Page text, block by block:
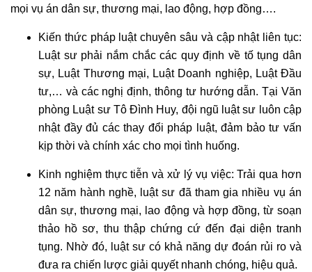
mọi vụ án dân sự, thương mại, lao động, hợp đồng….
Kiến thức pháp luật chuyên sâu và cập nhật liên tục:
Luật sư phải nắm chắc các quy định về tố tụng dân
sự, Luật Thương mại, Luật Doanh nghiệp, Luật Đầu
tư,… và các nghị định, thông tư hướng dẫn. Tại Văn
phòng Luật sư Tô Đình Huy, đội ngũ luật sư luôn cập
nhật đầy đủ các thay đổi pháp luật, đảm bảo tư vấn
kịp thời và chính xác cho mọi tình huống.
Kinh nghiệm thực tiễn và xử lý vụ việc: Trải qua hơn
12 năm hành nghề, luật sư đã tham gia nhiều vụ án
dân sự, thương mại, lao động và hợp đồng, từ soạn
thảo hồ sơ, thu thập chứng cứ đến đại diện tranh
tụng. Nhờ đó, luật sư có khả năng dự đoán rủi ro và
đưa ra chiến lược giải quyết nhanh chóng, hiệu quả.